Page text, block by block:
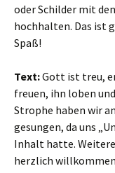
oder Schilder mit
hochhalten. Das ist
Spaß!
Text:Gott ist treu,
freuen, ihn loben
Strophe haben wir
gesungen, da uns
Inhalt hatte.
herzlich